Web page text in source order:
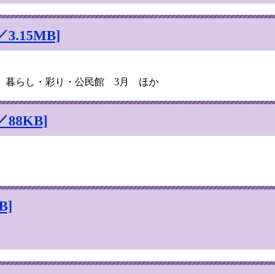
3.15MB]
暮らし・彩り・公民館 3月 ほか
88KB]